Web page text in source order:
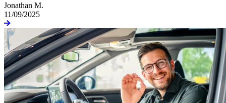
Jonathan M.
11/09/2025